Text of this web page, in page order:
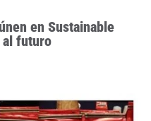
en Sustainable
al futuro